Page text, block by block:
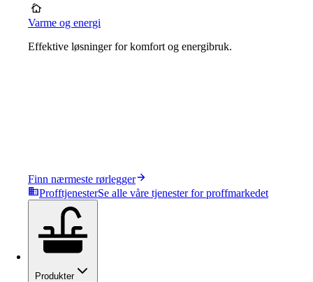
Varme og energi
Effektive løsninger for komfort og energibruk.
Finn nærmeste rørlegger
ProfftjenesterSe alle våre tjenester for proffmarkedet
Produkter